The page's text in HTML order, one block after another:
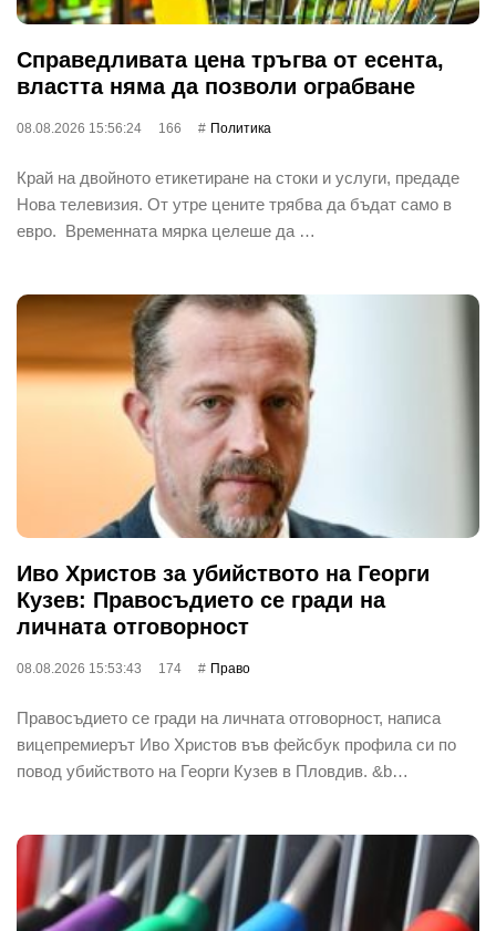
Справедливата цена тръгва от есента,
властта няма да позволи ограбване
08.08.2026 15:56:24 166 Политика
Край на двойното етикетиране на стоки и услуги, предаде
Нова телевизия. От утре цените трябва да бъдат само в
евро. Временната мярка целеше да …
Иво Христов за убийството на Георги
Кузев: Правосъдието се гради на
личната отговорност
08.08.2026 15:53:43 174 Право
Правосъдието се гради на личната отговорност, написа
вицепремиерът Иво Христов във фейсбук профила си по
повод убийството на Георги Кузев в Пловдив. &b…